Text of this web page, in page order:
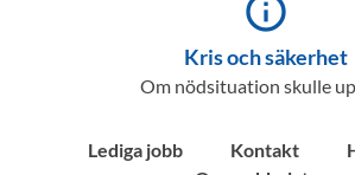
info_outline
Kris och säkerhet
Om nödsituation skulle
Lediga jobb Kontakt